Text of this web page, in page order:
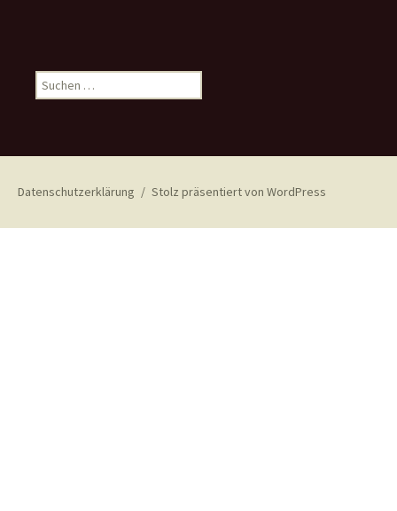
Suchen
nach:
Datenschutzerklärung Stolz präsentiert von WordPress